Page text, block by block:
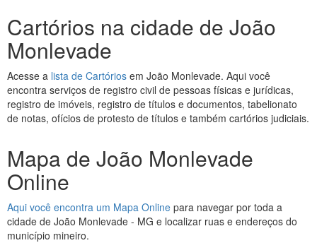
Cartórios na cidade de João
Monlevade
Acesse a lista de Cartórios em João Monlevade. Aqui você
encontra serviços de registro civil de pessoas físicas e jurídicas,
registro de imóveis, registro de títulos e documentos, tabelionato
de notas, ofícios de protesto de títulos e também cartórios judiciais.
Mapa de João Monlevade
Online
Aqui você encontra um Mapa Online para navegar por toda a
cidade de João Monlevade - MG e localizar ruas e endereços do
município mineiro.